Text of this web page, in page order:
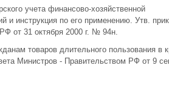
учета финансово-хозяйственной
и инструкция по его применению. Утв.
от 31 октября 2000 г. № 94н.
товаров длительного пользования в
Министров - Правительством РФ от 9